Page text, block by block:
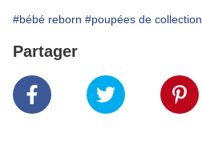
#bébé reborn #poupées de collection
Partager